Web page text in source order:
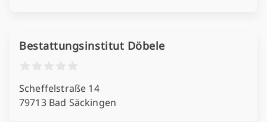
Bestattungsinstitut Döbele
Scheffelstraße 14
79713 Bad Säckingen